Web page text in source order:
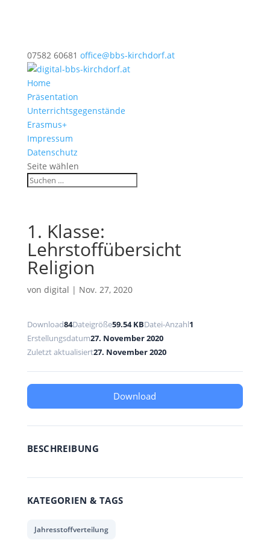
07582 60681 office@bbs-kirchdorf.at
Home
Präsentation
Unterrichtsgegenstände
Erasmus+
Impressum
Datenschutz
Seite wählen
1. Klasse:
Lehrstoffübersicht
Religion
von digital | Nov. 27, 2020
Download84Dateigröße59.54 KBDatei-Anzahl1
Erstellungsdatum27. November 2020
Zuletzt aktualisiert27. November 2020
Download
BESCHREIBUNG
KATEGORIEN & TAGS
Jahresstoffverteilung